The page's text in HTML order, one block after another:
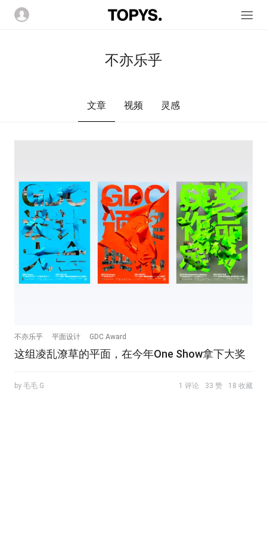
不亦乐乎
文章 视频 灵感
不亦乐乎 平面设计 GDC Award
这组凌乱潦草的平面，在今年One Show拿下大奖
by 毛毛.G 1 评论 33 赞 18 收藏